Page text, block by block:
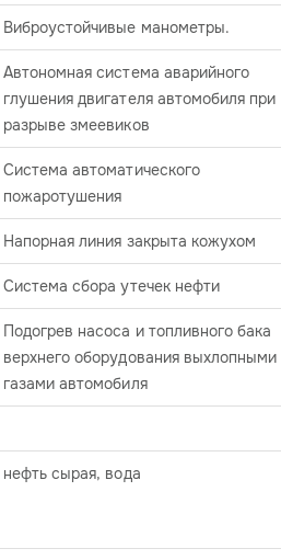
Виброустойчивые манометры.
Автономная система аварийного
глушения двигателя автомобиля при
разрыве змеевиков
Система автоматического
пожаротушения
Напорная линия закрыта кожухом
Система сбора утечек нефти
Подогрев насоса и топливного бака
верхнего оборудования выхлопными
газами автомобиля
нефть сырая, вода